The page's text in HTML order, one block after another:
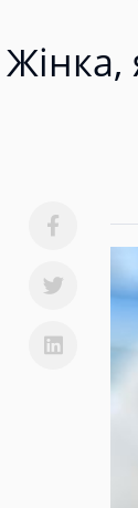
Жінка,